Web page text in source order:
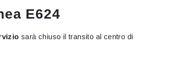
E624
sarà chiuso il transito al centro di